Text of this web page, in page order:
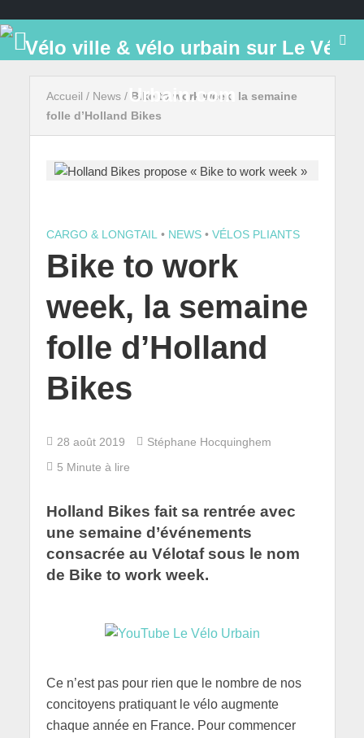
Accueil / News/ Bike to work week, la semaine
folle d’Holland Bikes
CARGO & LONGTAIL • NEWS • VÉLOS PLIANTS
Bike to work
week, la semaine
folle d’Holland
Bikes
28 août 2019
Stéphane Hocquinghem
5 Minute à lire
Holland Bikes fait sa rentrée avec
une semaine d’événements
consacrée au Vélotaf sous le nom
de Bike to work week.
Ce n’est pas pour rien que le nombre de nos
concitoyens pratiquant le vélo augmente
chaque année en France. Pour commencer